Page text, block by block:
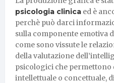
psicologia clinica ed è
perchè può darci
sulla componente emotiva
come sono vissute le
della valutazione
psicologici che permettono
intellettuale o concettuale,